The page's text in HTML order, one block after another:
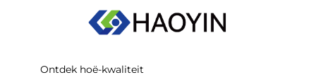
Ontdek hoë-kwaliteit